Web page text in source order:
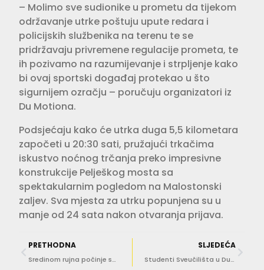
– Molimo sve sudionike u prometu da tijekom
održavanje utrke poštuju upute redara i
policijskih službenika na terenu te se
pridržavaju privremene regulacije prometa, te
ih pozivamo na razumijevanje i strpljenje kako
bi ovaj sportski događaj protekao u što
sigurnijem ozračju – poručuju organizatori iz
Du Motiona.
Podsjećaju kako će utrka duga 5,5 kilometara
započeti u 20:30 sati, pružajući trkačima
iskustvo noćnog trčanja preko impresivne
konstrukcije Pelješkog mosta sa
spektakularnim pogledom na Malostonski
zaljev. Sva mjesta za utrku popunjena su u
manje od 24 sata nakon otvaranja prijava.
PRETHODNA
Sredinom rujna počinje sanacija skalina uz Jezuite!
SLJEDEĆA
Studenti Sveučilišta u Dubrovnik od sada će moći stažirati u Coca-Coli